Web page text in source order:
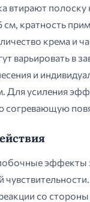
втирают полоску
см, кратность
крема и
варьировать в
и
Для усиления
согревающую
эффекты
со